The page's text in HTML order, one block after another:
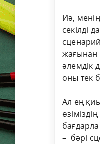
Иә,
секілді
жағынан
әлемдік
оны тек
Ал ең
– бәрі